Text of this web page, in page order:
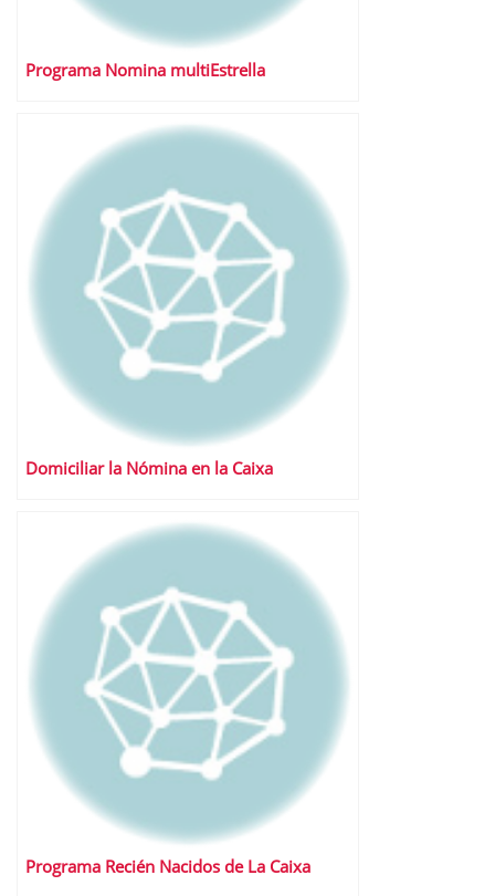
Programa Nomina multiEstrella
Domiciliar la Nómina en la Caixa
Programa Recién Nacidos de La Caixa